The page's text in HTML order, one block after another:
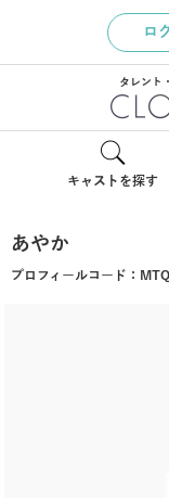
ロ
タレント
キャストを探す
あやか
プロフィールコード：